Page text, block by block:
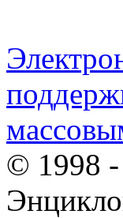
© 1998 -